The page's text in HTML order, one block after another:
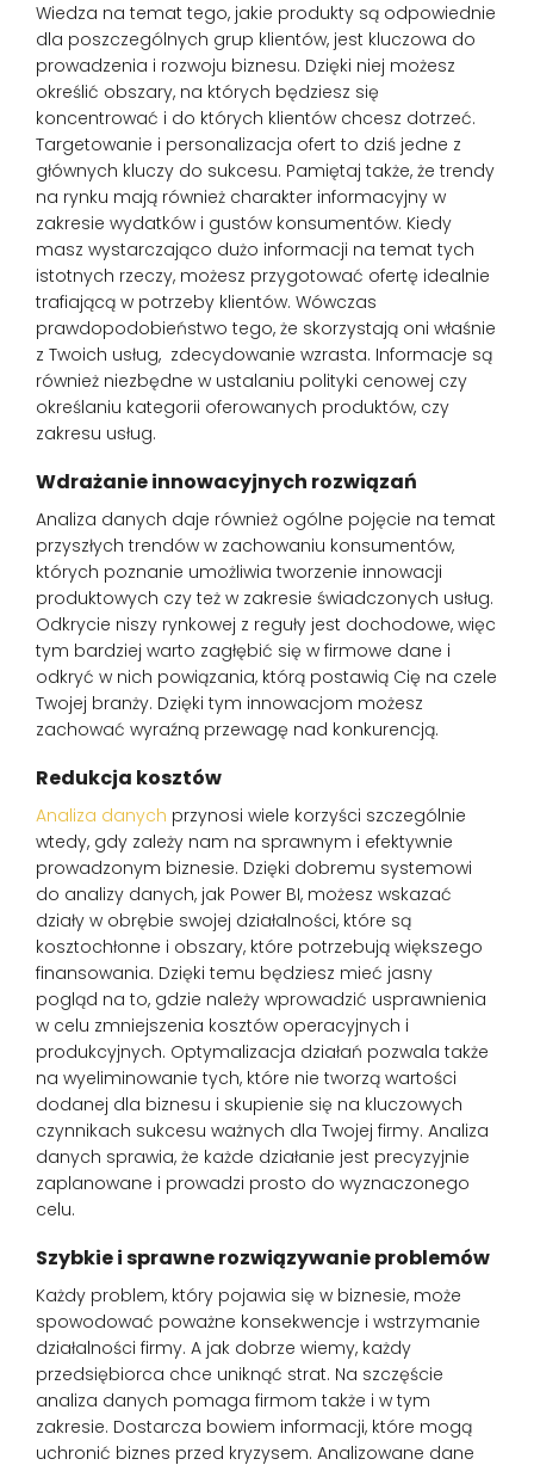
Wiedza na temat tego, jakie produkty są odpowiednie
dla poszczególnych grup klientów, jest kluczowa do
prowadzenia i rozwoju biznesu. Dzięki niej możesz
określić obszary, na których będziesz się
koncentrować i do których klientów chcesz dotrzeć.
Targetowanie i personalizacja ofert to dziś jedne z
głównych kluczy do sukcesu. Pamiętaj także, że trendy
na rynku mają również charakter informacyjny w
zakresie wydatków i gustów konsumentów. Kiedy
masz wystarczająco dużo informacji na temat tych
istotnych rzeczy, możesz przygotować ofertę idealnie
trafiającą w potrzeby klientów. Wówczas
prawdopodobieństwo tego, że skorzystają oni właśnie
z Twoich usług, zdecydowanie wzrasta. Informacje są
również niezbędne w ustalaniu polityki cenowej czy
określaniu kategorii oferowanych produktów, czy
zakresu usług.
Wdrażanie innowacyjnych rozwiązań
Analiza danych daje również ogólne pojęcie na temat
przyszłych trendów w zachowaniu konsumentów,
których poznanie umożliwia tworzenie innowacji
produktowych czy też w zakresie świadczonych usług.
Odkrycie niszy rynkowej z reguły jest dochodowe, więc
tym bardziej warto zagłębić się w firmowe dane i
odkryć w nich powiązania, którą postawią Cię na czele
Twojej branży. Dzięki tym innowacjom możesz
zachować wyraźną przewagę nad konkurencją.
Redukcja kosztów
Analiza danych przynosi wiele korzyści szczególnie
wtedy, gdy zależy nam na sprawnym i efektywnie
prowadzonym biznesie. Dzięki dobremu systemowi
do analizy danych, jak Power BI, możesz wskazać
działy w obrębie swojej działalności, które są
kosztochłonne i obszary, które potrzebują większego
finansowania. Dzięki temu będziesz mieć jasny
pogląd na to, gdzie należy wprowadzić usprawnienia
w celu zmniejszenia kosztów operacyjnych i
produkcyjnych. Optymalizacja działań pozwala także
na wyeliminowanie tych, które nie tworzą wartości
dodanej dla biznesu i skupienie się na kluczowych
czynnikach sukcesu ważnych dla Twojej firmy. Analiza
danych sprawia, że każde działanie jest precyzyjnie
zaplanowane i prowadzi prosto do wyznaczonego
celu.
Szybkie i sprawne rozwiązywanie problemów
Każdy problem, który pojawia się w biznesie, może
spowodować poważne konsekwencje i wstrzymanie
działalności firmy. A jak dobrze wiemy, każdy
przedsiębiorca chce uniknąć strat. Na szczęście
analiza danych pomaga firmom także i w tym
zakresie. Dostarcza bowiem informacji, które mogą
uchronić biznes przed kryzysem. Analizowane dane